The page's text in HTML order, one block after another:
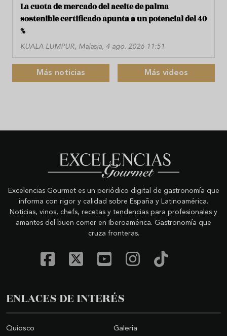
La cuota de mercado del aceite de palma
sostenible certificado apunta a un potencial del 40
%
KUALA LUMPUR, Malasia, 4 ago. 2026 11:51
Más noticias Más videos
Excelencias Gourmet es un periódico digital de gastronomía que
informa con rigor y calidad sobre España y Latinoamérica.
Noticias, vinos, chefs, recetas y tendencias para profesionales y
amantes del buen comer en Iberoamérica. Gastronomía que
cruza fronteras.
ENLACES DE INTERÉS
Quiosco Galería